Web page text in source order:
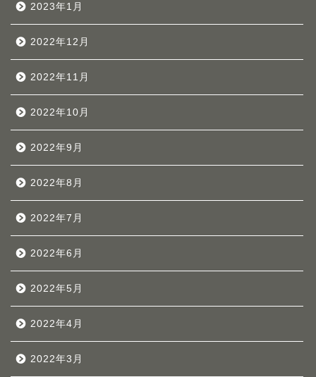
2023年1月
2022年12月
2022年11月
2022年10月
2022年9月
2022年8月
2022年7月
2022年6月
2022年5月
2022年4月
2022年3月